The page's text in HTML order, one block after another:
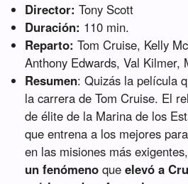
Director: Tony Scott
Duración: 110 min.
Reparto: Tom Cruise, Kelly
Anthony Edwards, Val Kilmer,
Resumen: Quizás la película
la carrera de Tom Cruise. El
de élite de la Marina de los
que entrena a los mejores
en las misiones más
un fenómeno queelevó a